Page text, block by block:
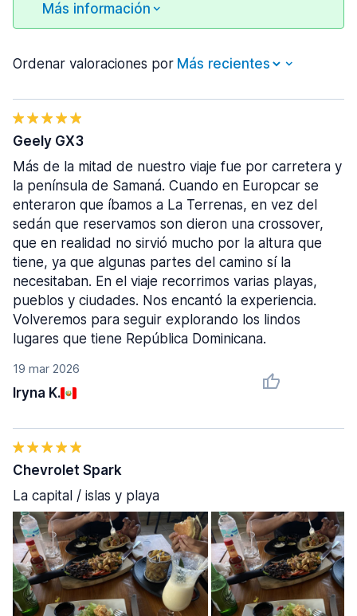
Más información
Ordenar valoraciones por
19 mar 2026
Iryna K.
Geely GX3
Más de la mitad de nuestro viaje fue por carretera y
la península de Samaná. Cuando en Europcar se
enteraron que íbamos a La Terrenas, en vez del
sedán que reservamos son dieron una crossover,
que en realidad no sirvió mucho por la altura que
tiene, ya que algunas partes del camino sí la
necesitaban. En el viaje recorrimos varias playas,
pueblos y ciudades. Nos encantó la experiencia.
Volveremos para seguir explorando los lindos
lugares que tiene República Dominicana.
Chevrolet Spark
La capital / islas y playa